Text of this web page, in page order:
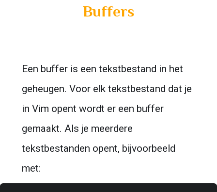
Buffers
Een buffer is een tekstbestand in het
geheugen. Voor elk tekstbestand dat je
in Vim opent wordt er een buffer
gemaakt. Als je meerdere
tekstbestanden opent, bijvoorbeeld
met: